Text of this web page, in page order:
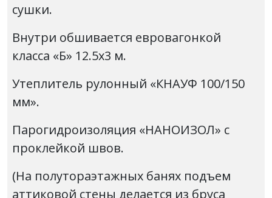
сушки.
Внутри обшивается евровагонкой
класса «Б» 12.5х3 м.
Утеплитель рулонный «КНАУФ 100/150
мм».
Парогидроизоляция «НАНОИЗОЛ» с
проклейкой швов.
(На полутораэтажных банях подъем
аттиковой стены делается из бруса